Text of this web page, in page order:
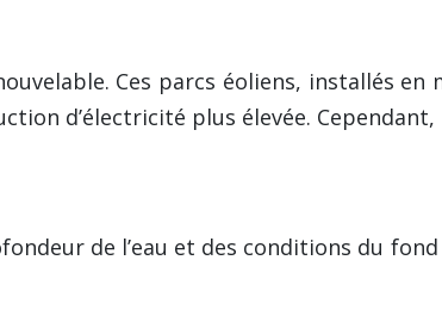
Ces parcs éoliens, installés
d’électricité plus élevée.
de l’eau et des conditions du